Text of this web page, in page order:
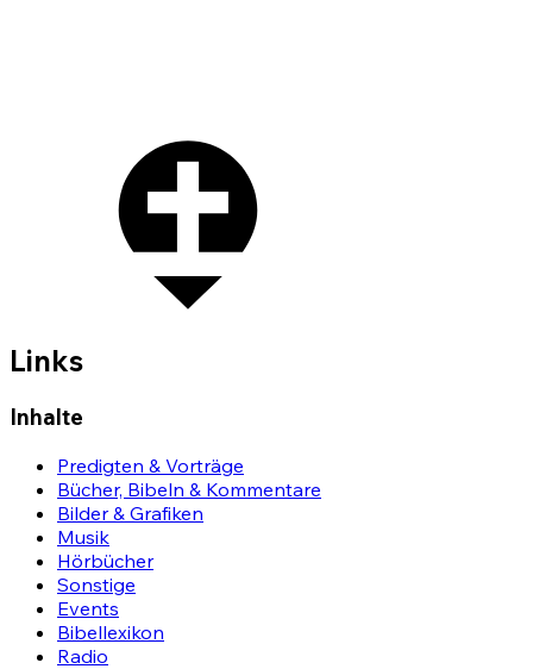
Links
Inhalte
Predigten & Vorträge
Bücher, Bibeln & Kommentare
Bilder & Grafiken
Musik
Hörbücher
Sonstige
Events
Bibellexikon
Radio